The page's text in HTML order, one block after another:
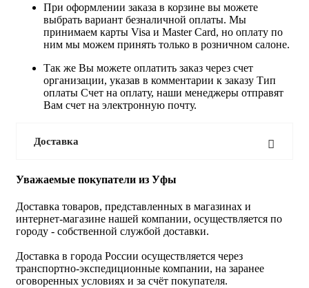
При оформлении заказа в корзине вы можете
выбрать вариант безналичной оплаты. Мы
принимаем карты Visa и Master Card, но оплату по
ним мы можем принять только в розничном салоне.
Так же Вы можете оплатить заказ через счет
организации, указав в комментарии к заказу Тип
оплаты Счет на оплату, наши менеджеры отправят
Вам счет на электронную почту.
Доставка
Уважаемые покупатели из Уфы
Доставка товаров, представленных в магазинах и
интернет-магазине нашей компании, осуществляется по
городу - собственной службой доставки.
Доставка в города России осуществляется через
транспортно-экспедиционные компании, на заранее
оговоренных условиях и за счёт покупателя.